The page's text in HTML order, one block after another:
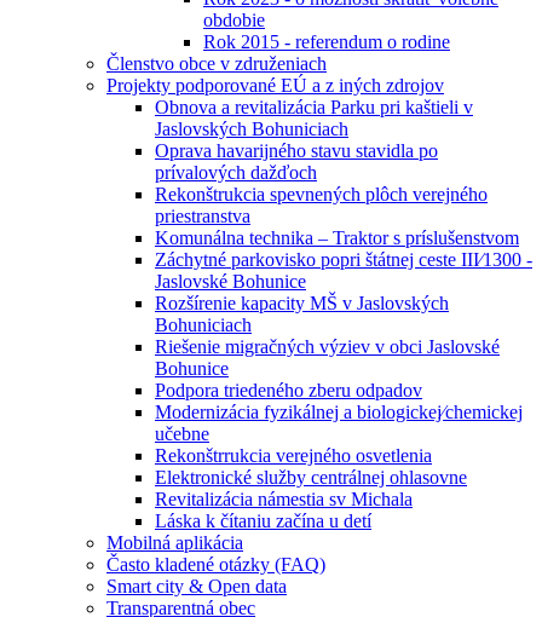
obdobie
Rok 2015 - referendum o rodine
Členstvo obce v združeniach
Projekty podporované EÚ a z iných zdrojov
Obnova a revitalizácia Parku pri kaštieli v
Jaslovských Bohuniciach
Oprava havarijného stavu stavidla po
prívalových dažďoch
Rekonštrukcia spevnených plôch verejného
priestranstva
Komunálna technika – Traktor s príslušenstvom
Záchytné parkovisko popri štátnej ceste III⁄1300 -
Jaslovské Bohunice
Rozšírenie kapacity MŠ v Jaslovských
Bohuniciach
Riešenie migračných výziev v obci Jaslovské
Bohunice
Podpora triedeného zberu odpadov
Modernizácia fyzikálnej a biologickej⁄chemickej
učebne
Rekonštrrukcia verejného osvetlenia
Elektronické služby centrálnej ohlasovne
Revitalizácia námestia sv Michala
Láska k čítaniu začína u detí
Mobilná aplikácia
Často kladené otázky (FAQ)
Smart city & Open data
Transparentná obec